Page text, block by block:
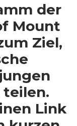
der
Mount
Ziel,
teilen.
Link